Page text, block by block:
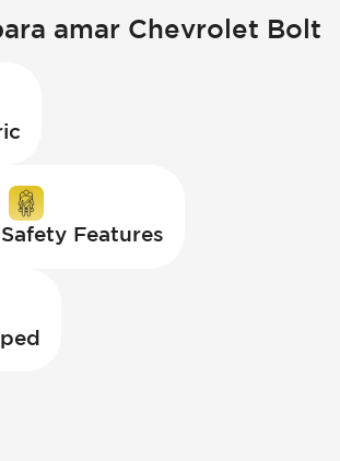
amar Chevrolet Bolt
Features